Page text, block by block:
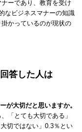
ーであり、教育を受け
なビジネスマナーの知識
かっているのが現状の
答した人は
大切だと思いますか。
「とても大切である」
切ではない」 0.3％とい